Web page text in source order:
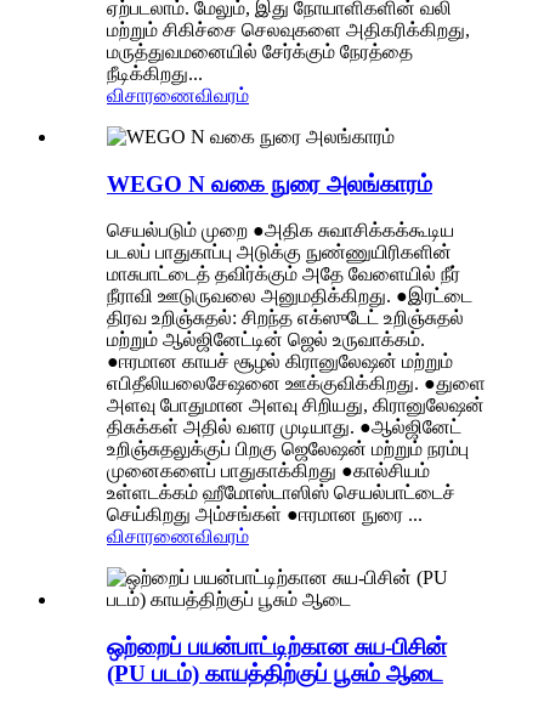
ஏற்படலாம். மேலும், இது நோயாளிகளின் வலி
மற்றும் சிகிச்சை செலவுகளை அதிகரிக்கிறது,
மருத்துவமனையில் சேர்க்கும் நேரத்தை
நீடிக்கிறது...
விசாரணைவிவரம்
WEGO N வகை நுரை அலங்காரம்
செயல்படும் முறை ●அதிக சுவாசிக்கக்கூடிய
படலப் பாதுகாப்பு அடுக்கு நுண்ணுயிரிகளின்
மாசுபாட்டைத் தவிர்க்கும் அதே வேளையில் நீர்
நீராவி ஊடுருவலை அனுமதிக்கிறது. ●இரட்டை
திரவ உறிஞ்சுதல்: சிறந்த எக்ஸுடேட் உறிஞ்சுதல்
மற்றும் ஆல்ஜினேட்டின் ஜெல் உருவாக்கம்.
●ஈரமான காயச் சூழல் கிரானுலேஷன் மற்றும்
எபிதீலியலைசேஷனை ஊக்குவிக்கிறது. ●துளை
அளவு போதுமான அளவு சிறியது, கிரானுலேஷன்
திசுக்கள் அதில் வளர முடியாது. ●ஆல்ஜினேட்
உறிஞ்சுதலுக்குப் பிறகு ஜெலேஷன் மற்றும் நரம்பு
முனைகளைப் பாதுகாக்கிறது ●கால்சியம்
உள்ளடக்கம் ஹீமோஸ்டாஸிஸ் செயல்பாட்டைச்
செய்கிறது அம்சங்கள் ●ஈரமான நுரை ...
விசாரணைவிவரம்
ஒற்றைப் பயன்பாட்டிற்கான சுய-பிசின்
(PU படம்) காயத்திற்குப் பூசும் ஆடை